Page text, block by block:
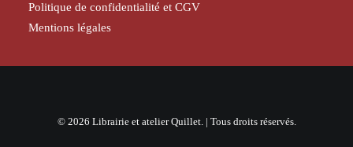
Politique de confidentialité et CGV
Mentions légales
© 2026 Librairie et atelier Quillet. | Tous droits réservés.